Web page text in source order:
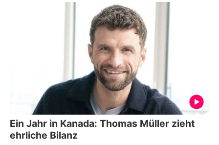
Ein Jahr in Kanada: Thomas Müller zieht
ehrliche Bilanz